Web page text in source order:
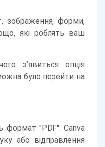
зображення, форми,
які роблять ваш
з’явиться опція
було перейти на
формат "PDF". Canva
або відправлення